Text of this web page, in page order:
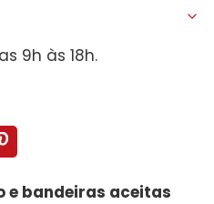
9h às 18h.
e bandeiras aceitas